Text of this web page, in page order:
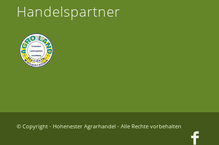
Handelspartner
© Copyright - Hohenester Agrarhandel - Alle Rechte vorbehalten